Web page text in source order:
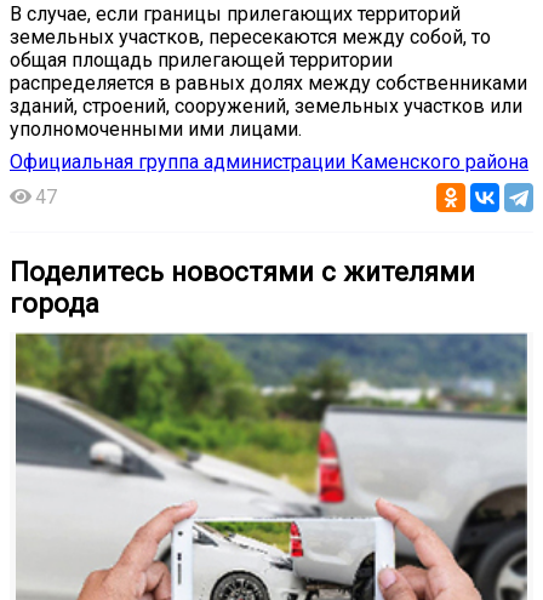
В случае, если границы прилегающих территорий
земельных участков, пересекаются между собой, то
общая площадь прилегающей территории
распределяется в равных долях между собственниками
зданий, строений, сооружений, земельных участков или
уполномоченными ими лицами.
Официальная группа администрации Каменского района
47
Поделитесь новостями с жителями
города